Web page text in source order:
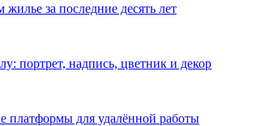
за последние десять лет
портрет, надпись, цветник и декор
платформы для удалённой работы